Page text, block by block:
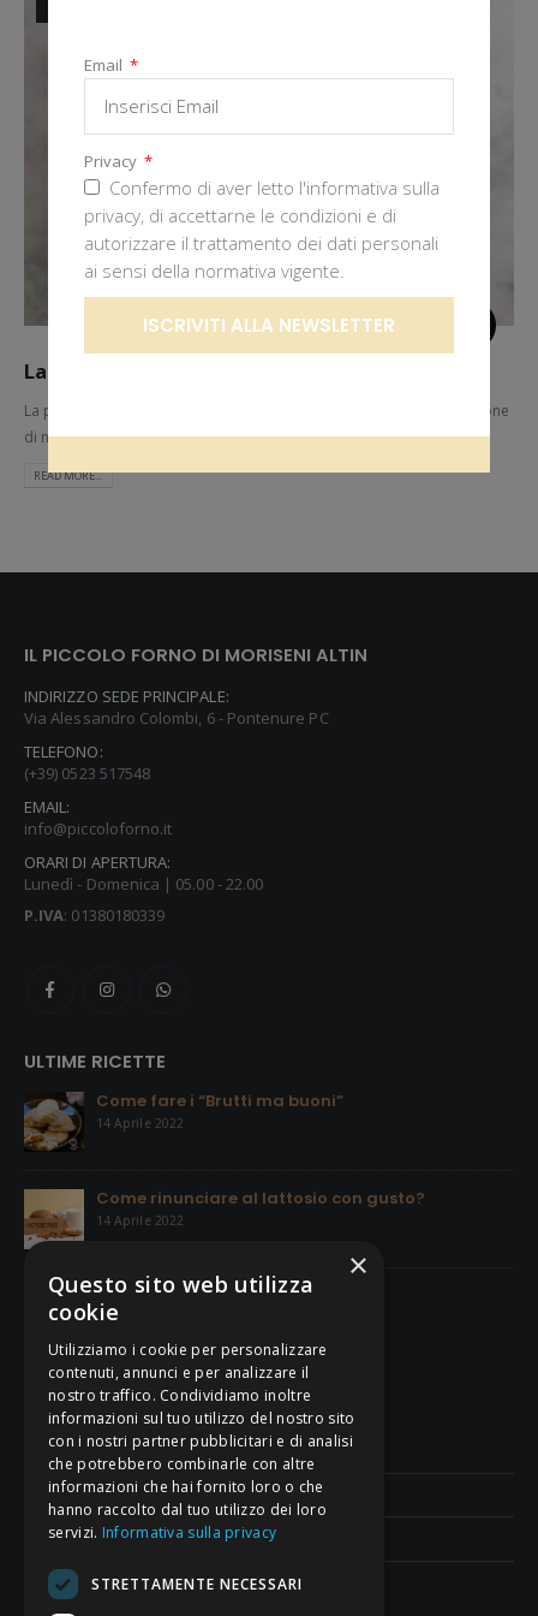
La Pasta Frolla
La pasta frolla: una ricetta facile e veloce che serve per la preparazione
di numerose ricette tra cui torte e...
READ MORE...
IL PICCOLO FORNO DI MORISENI ALTIN
INDIRIZZO SEDE PRINCIPALE:
Via Alessandro Colombi, 6 - Pontenure PC
TELEFONO:
(+39) 0523 517548
EMAIL:
info@piccoloforno.it
ORARI DI APERTURA:
Lunedì - Domenica | 05.00 - 22.00
P.IVA: 01380180339
ULTIME RICETTE
Come fare i “Brutti ma buoni”
14 Aprile 2022
Come rinunciare al lattosio con gusto?
14 Aprile 2022
La Pasta Frolla
18 Giugno 2021
CONDIZIONI DI VENDITA
Termini e Condizioni di Vendita
Modalità di Pagamento
Contatti
SEGUICI SU FACEBOOK
Email
Privacy
Confermo di aver letto l'informativa sulla
privacy, di accettarne le condizioni e di
autorizzare il trattamento dei dati personali
ai sensi della normativa vigente.
ISCRIVITI ALLA NEWSLETTER
×
Questo sito web utilizza
cookie
Utilizziamo i cookie per personalizzare
contenuti, annunci e per analizzare il
nostro traffico. Condividiamo inoltre
informazioni sul tuo utilizzo del nostro sito
con i nostri partner pubblicitari e di analisi
che potrebbero combinarle con altre
informazioni che hai fornito loro o che
hanno raccolto dal tuo utilizzo dei loro
servizi. Informativa sulla privacy
STRETTAMENTE NECESSARI